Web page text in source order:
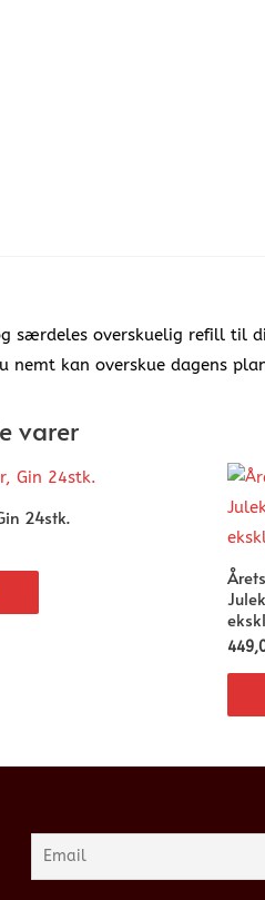
særdeles overskuelig refill til
nemt kan overskue dagens
varer
24stk.